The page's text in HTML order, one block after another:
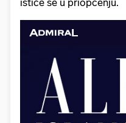
ističe se u priopćenju.